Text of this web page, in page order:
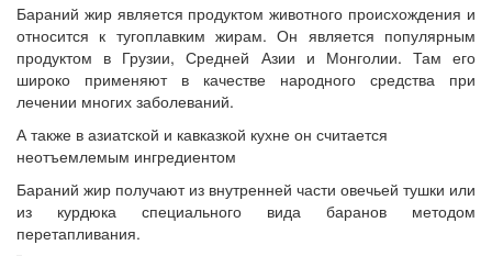
Бараний жир является продуктом животного происхождения и
относится к тугоплавким жирам. Он является популярным
продуктом в Грузии, Средней Азии и Монголии. Там его
широко применяют в качестве народного средства при
лечении многих заболеваний.
А также в азиатской и кавказкой кухне он считается
неотъемлемым ингредиентом
Бараний жир получают из внутренней части овечьей тушки или
из курдюка специального вида баранов методом
перетапливания.